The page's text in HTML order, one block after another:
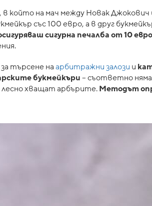
който на мач между Новак
със 100 евро, а в друг
сигурна печалба от 10
търсене на арбитражни залози и
букмейкъри – съответно
хващат арбърите. Методът